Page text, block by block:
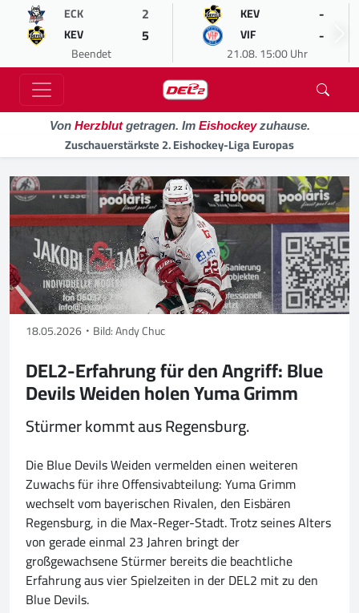
ECK 2
KEV 5
Beendet
KEV -
VIF -
21.08. 15:00 Uhr
Von Herzblutgetragen. Im Eishockeyzuhause.
Zuschauerstärkste 2. Eishockey-Liga Europas
18.05.2026 Bild: Andy Chuc
DEL2-Erfahrung für den Angriff: Blue
Devils Weiden holen Yuma Grimm
Stürmer kommt aus Regensburg.
Die Blue Devils Weiden vermelden einen weiteren
Zuwachs für ihre Offensivabteilung: Yuma Grimm
wechselt vom bayerischen Rivalen, den Eisbären
Regensburg, in die Max-Reger-Stadt. Trotz seines Alters
von gerade einmal 23 Jahren bringt der
großgewachsene Stürmer bereits die beachtliche
Erfahrung aus vier Spielzeiten in der DEL2 mit zu den
Blue Devils.